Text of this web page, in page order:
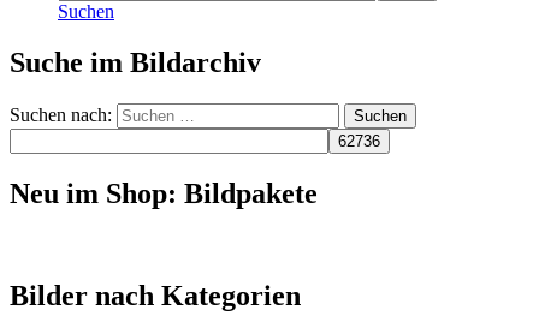
Suchen
Suche im Bildarchiv
Suchen nach:
Neu im Shop: Bildpakete
Bilder nach Kategorien